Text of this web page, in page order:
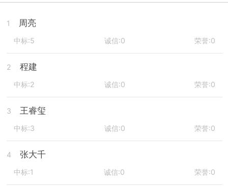
1 周亮
中标:5 诚信:0 荣誉:0
2 程建
中标:2 诚信:0 荣誉:0
3 王睿玺
中标:3 诚信:0 荣誉:0
4 张大千
中标:1 诚信:0 荣誉:0